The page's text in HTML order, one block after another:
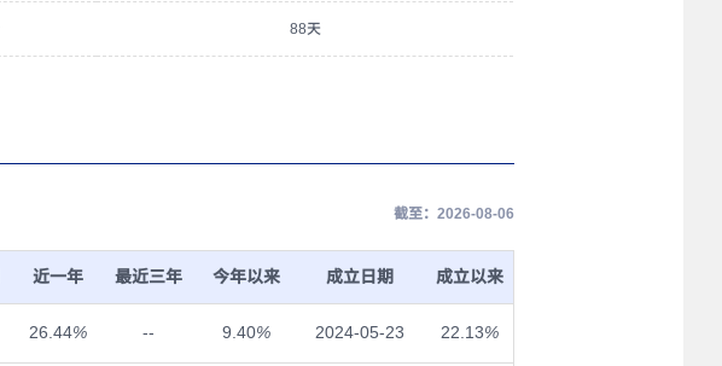
88天
截至：2026-08-06
近一年 最近三年 今年以来 成立日期 成立以来
26.44% -- 9.40% 2024-05-23 22.13%